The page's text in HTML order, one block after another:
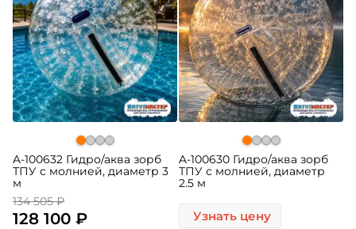
A-100632 Гидро/аква зорб
ТПУ с молнией, диаметр 3
м
134 505 ₽
128 100 ₽
A-100630 Гидро/аква зорб
ТПУ с молнией, диаметр
2.5 м
Узнать цену